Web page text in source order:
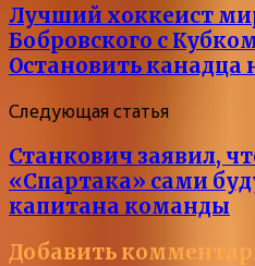
Лучший хоккеист
Бобровского с
Остановить канадца
Следующая статья
Станкович заявил,
«Спартака» сами
капитана команды
Добавить